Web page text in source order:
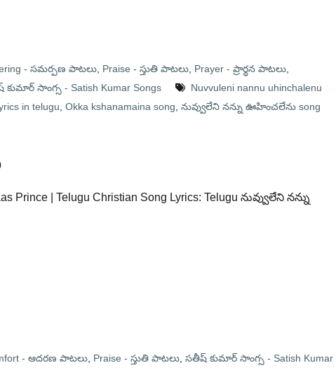
- సమర్పణ పాటలు Praise - స్తుతి పాటలు Prayer - ప్రార్థన పాటలు
కుమార్ సాంగ్స - Satish Kumar Songs
Nuvvuleni nannu uhinchalenu
in telugu Okka kshanamaina song నువ్వులేని నన్ను ఊహించలేను song
| Telugu Christian Song Lyrics: Telugu నువ్వులేని నన్ను
- ఆదరణ పాటలు Praise - స్తుతి పాటలు సతీష్ కుమార్ సాంగ్స - Satish Kumar